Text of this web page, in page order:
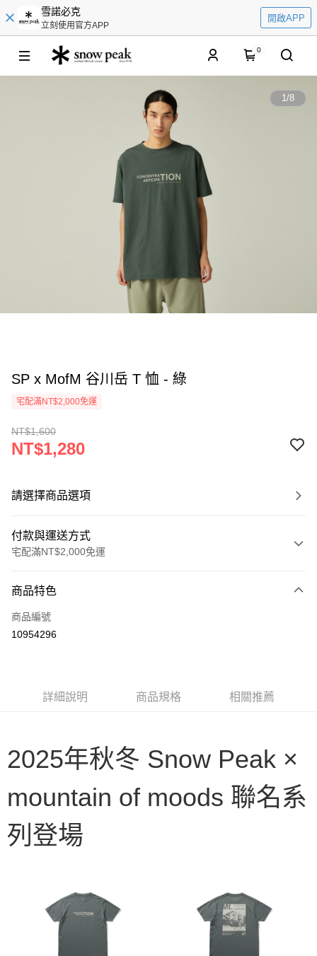
雪諾必克
立刻使用官方APP
開啟APP
0
1/8
SP x MofM 谷川岳 T 恤 - 綠
宅配滿NT$2,000免運
NT$1,600
NT$1,280
請選擇商品選項
付款與運送方式
宅配滿NT$2,000免運
信用卡一次付款
信用卡分期付款
上海商業儲蓄銀行
台北富邦商業銀行
匯豐（台灣）商業銀行
聯邦商業銀行
遠東國際商業銀行
玉山商業銀行
星展（台灣）商業銀行
台新國際商業銀行
中國信託商業銀行
合作金庫商業銀行
第一商業銀行
臺灣中小企業銀行
台中商業銀行
匯豐（台灣）商業銀行
華泰商業銀行
元大商業銀行
永豐商業銀行
星展（台灣）商業銀行
台新國際商業銀行
台灣樂天信用卡公司
LINE Pay
AFTEE先享後付
相關說明
【關於「AFTEE先享後付」】
便利好安心！
１．簡單：不需註冊會員、不需綁卡、不需儲值。
【「AFTEE先享後付」結帳流程】
１．於結帳方式選擇「AFTEE先享後付」後，將跳轉至「AFTEE先享後付」
結帳頁面，進行簡訊認證並確認金額後，即可完成結帳。
２．訂單成立數日內，您將收到繳費通知簡訊。
運送方式
宅配
商品特色
商品編號
10954296
詳細說明 商品規格 相關推薦
2025年秋冬 Snow Peak ×
mountain of moods 聯名系
列登場